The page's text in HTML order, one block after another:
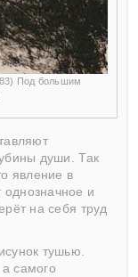
Под большим
души. Так
явление в
и
на себя труд
тушью.
самого